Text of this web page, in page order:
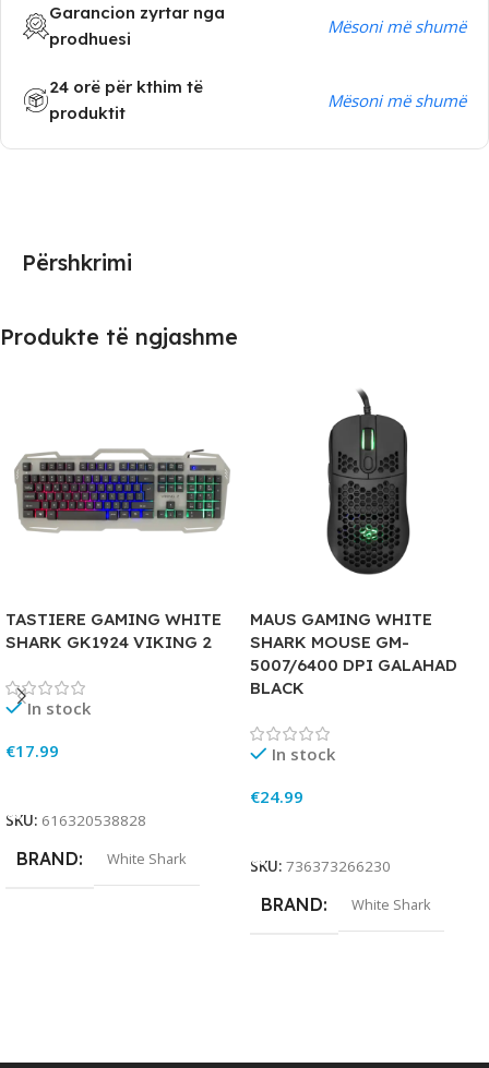
Garancion zyrtar nga
prodhuesi
Mësoni më shumë
24 orë për kthim të
produktit
Mësoni më shumë
Përshkrimi
Produkte të ngjashme
TASTIERE GAMING WHITE
SHARK GK1924 VIKING 2
In stock
€17.99
SKU: 616320538828
BRAND White Shark
MAUS GAMING WHITE
SHARK MOUSE GM-
5007/6400 DPI GALAHAD
BLACK
In stock
€24.99
SKU: 736373266230
BRAND White Shark